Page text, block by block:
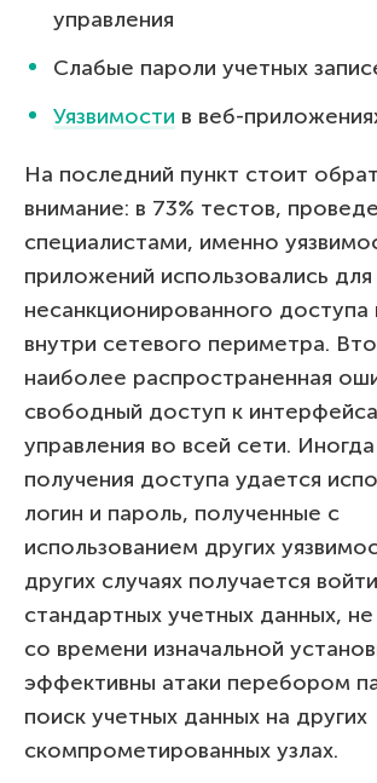
управления
Слабые пароли учетных
Уязвимости в веб-
На последний пункт стоит
внимание: в 73% тестов,
специалистами, именно
приложений использовались
несанкционированного доступа
внутри сетевого периметра.
наиболее распространенная
свободный доступ к
управления во всей сети.
получения доступа удается
логин и пароль, полученные с
использованием других
других случаях получается
стандартных учетных данных,
со времени изначальной
эффективны атаки перебором
поиск учетных данных на других
скомпрометированных узлах.